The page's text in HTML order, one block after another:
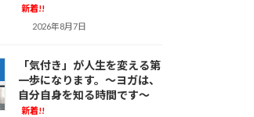
新着!!
2026年8月7日
「気付き」が人生を変える第
一歩になります。～ヨガは、
自分自身を知る時間です～
新着!!